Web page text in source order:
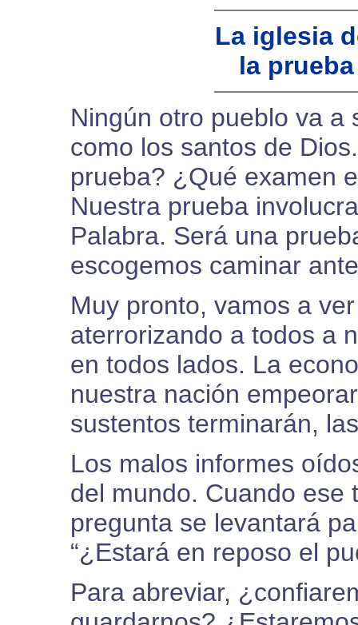
La iglesia
la
Ningún otro pueblo va a
como los santos de
prueba? ¿Qué examen
Nuestra prueba
Palabra. Será una
escogemos caminar
Muy pronto, vamos a
aterrorizando a todos a
en todos lados. La
nuestra nación
sustentos terminarán,
Los malos informes
del mundo. Cuando ese
pregunta se levantará
“¿Estará en reposo el
Para abreviar,